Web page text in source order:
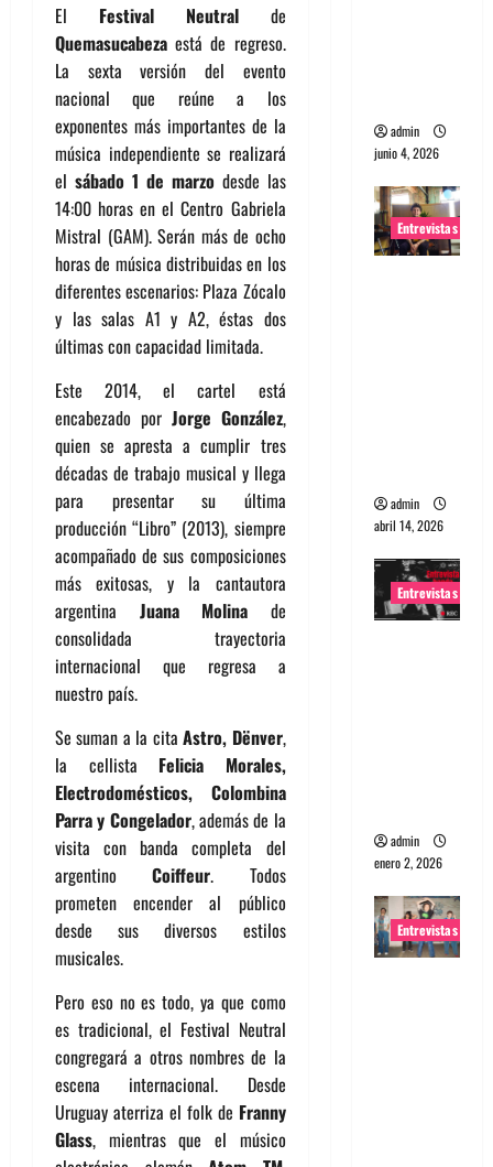
El Festival Neutralde
Quemasucabeza está de regreso.
La sexta versión del evento
nacional que reúne a los
exponentes más importantes de la
música independiente se realizará
el sábado 1 de marzodesde las
14:00 horas en el Centro Gabriela
Mistral (GAM). Serán más de ocho
horas de música distribuidas en los
diferentes escenarios: Plaza Zócalo
y las salas A1 y A2, éstas dos
últimas con capacidad limitada.
Este 2014, el cartel está
encabezado por Jorge González,
quien se apresta a cumplir tres
décadas de trabajo musical y llega
para presentar su última
producción “Libro” (2013), siempre
acompañado de sus composiciones
más exitosas, y la cantautora
argentina Juana Molina de
consolidada trayectoria
internacional que regresa a
nuestro país.
Se suman a la citaAstro, Dënver,
la cellista Felicia Morales,
Electrodomésticos, Colombina
Parra y Congelador, además de la
visita con banda completa del
argentinoCoiffeur. Todos
prometen encender al público
desde sus diversos estilos
musicales.
Pero eso no es todo, ya que como
es tradicional, el Festival Neutral
congregará a otros nombres de la
escena internacional. Desde
Uruguay aterriza el folk de Franny
Glass, mientras que el músico
admin
junio 4, 2026
Entrevistas
admin
abril 14, 2026
Entrevistas
admin
enero 2, 2026
Entrevistas